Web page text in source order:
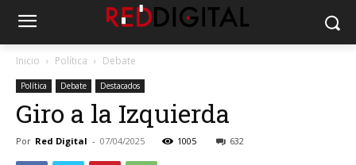
Inicio Política Debate
Política Debate Destacados
Giro a la Izquierda
Por Red Digital - 07/04/2025 1005 632